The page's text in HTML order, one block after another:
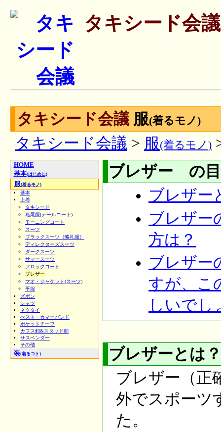
タキシード会
タキシード会議 服(着るモノ)
タキシード会議 > 服(着るモノ)
HOME
基本(はじめに)
服(着るモノ)
基本
上着
タキシード
燕尾服(テールコート)
モーニングコート
スーツ
ブラックスーツ（略礼服）
ディレクターズスーツ
ダークスーツ
サマースーツ
フロックコート
ブレザー
マオ・ジャケット(スーツ)
平服
ズボン
シャツ
ネクタイ
べスト・カマーバンド
ポケットチーフ
カフス釦&スタッド釦
サスペンダー
その他
装(着るコト)
ブレザー の
ブレザー
ブレザー
方は？
ブレザー
すが、こ
しいでし
ブレザーとは？
ブレザー（
外でスポーツ
た。